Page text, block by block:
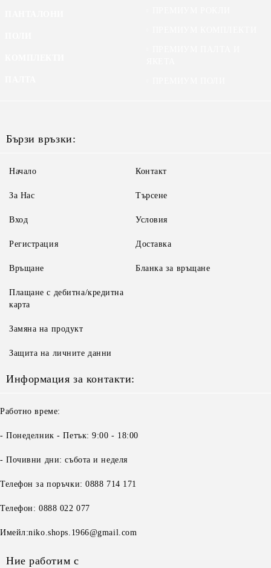
Бързи връзки:
Начало
За Нас
Вход
Регистрация
Контакт
Търсене
Условия
Доставка
Връщане
Плащане с дебитна/кредитна
карта
Замяна на продукт
Защита на личните данни
Бланка за връщане
Информация за контакти:
Работно време:
- Понеделник - Петък: 9:00 - 18:00
- Почивни дни: събота и неделя
Телефон за поръчки: 0888 714 171
Телефон: 0888 022 077
Имейл:niko.shops.1966@gmail.com
Ние работим с